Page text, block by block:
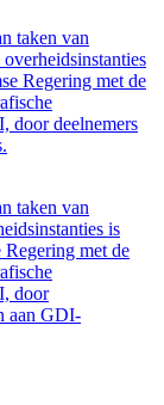
taken van
Regering met de
door deelnemers
taken van
is
met de
door
aan GDI-